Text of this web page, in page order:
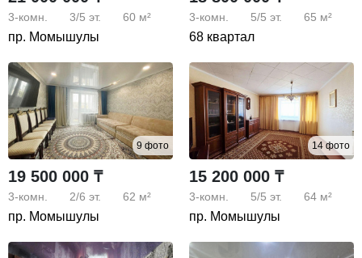
3-комн. 3/5 эт. 60 м²
пр. Момышулы
3-комн. 5/5 эт. 65 м²
68 квартал
9 фото
19 500 000 ₸
3-комн. 2/6 эт. 62 м²
пр. Момышулы
14 фото
15 200 000 ₸
3-комн. 5/5 эт. 64 м²
пр. Момышулы